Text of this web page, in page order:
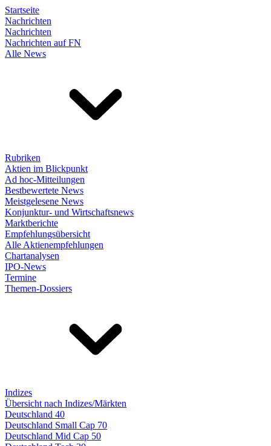
Startseite
Nachrichten
Nachrichten
Nachrichten auf FN
Alle News
Rubriken
Aktien im Blickpunkt
Ad hoc-Mitteilungen
Bestbewertete News
Meistgelesene News
Konjunktur- und Wirtschaftsnews
Marktberichte
Empfehlungsübersicht
Alle Aktienempfehlungen
Chartanalysen
IPO-News
Termine
Themen-Dossiers
Indizes
Übersicht nach Indizes/Märkten
Deutschland 40
Deutschland Small Cap 70
Deutschland Mid Cap 50